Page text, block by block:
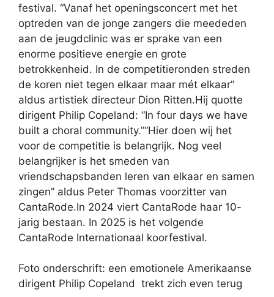
festival. “Vanaf het openingsconcert met het
optreden van de jonge zangers die meededen
aan de jeugdclinic was er sprake van een
enorme positieve energie en grote
betrokkenheid. In de competitieronden streden
de koren niet tegen elkaar maar mét elkaar”
aldus artistiek directeur Dion Ritten.Hij quotte
dirigent Philip Copeland: “In four days we have
built a choral community.”“Hier doen wij het
voor de competitie is belangrijk. Nog veel
belangrijker is het smeden van
vriendschapsbanden leren van elkaar en samen
zingen” aldus Peter Thomas voorzitter van
CantaRode.In 2024 viert CantaRode haar 10-
jarig bestaan. In 2025 is het volgende
CantaRode Internationaal koorfestival.
Foto onderschrift: een emotionele Amerikaanse
dirigent Philip Copeland trekt zich even terug